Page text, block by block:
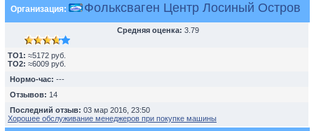
Организация: Фольксваген Центр Лосиный Остров
Средняя оценка: 3.79
TO1: ≈5172 руб.
TO2: ≈6009 руб.
Нормо-час: ---
Отзывов: 14
Последний отзыв: 03 мар 2016, 23:50
Хорошее обслуживание менеджеров при покупке машины